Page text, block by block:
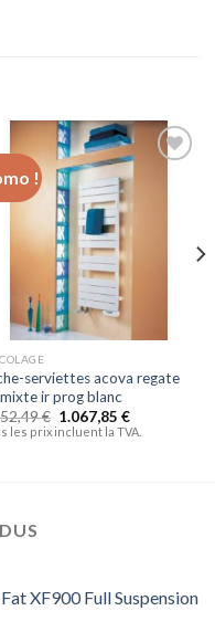
!
serviettes acova regate
ir prog blanc
€ 1.067,85 €
les prix incluent la TVA.
XF900 Full Suspension